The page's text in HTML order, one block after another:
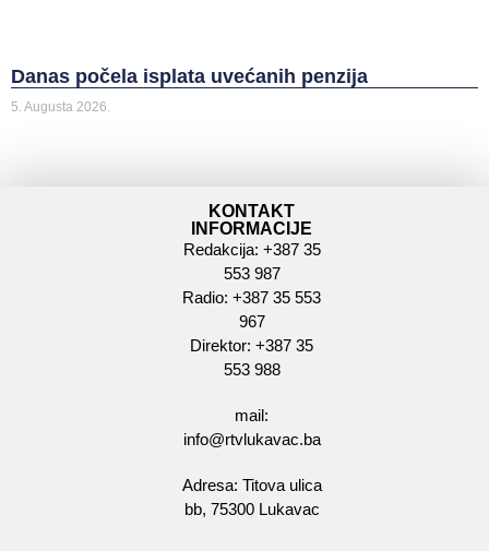
Danas počela isplata uvećanih penzija
5. Augusta 2026.
KONTAKT
INFORMACIJE
Redakcija: +387 35
553 987
Radio: +387 35 553
967
Direktor: +387 35
553 988
mail:
info@rtvlukavac.ba
Adresa: Titova ulica
bb, 75300 Lukavac